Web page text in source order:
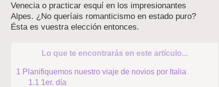
Venecia o practicar esquí en los impresionantes
Alpes. ¿No queríais romanticismo en estado puro?
Ésta es vuestra elección entonces.
Lo que te encontrarás en este artículo...
1 Planifiquemos nuestro viaje de novios por Italia
1.1 1er. día